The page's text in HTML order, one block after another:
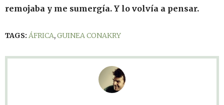
remojaba y me sumergía. Y lo volvía a pensar.
TAGS: ÁFRICA,GUINEA CONAKRY